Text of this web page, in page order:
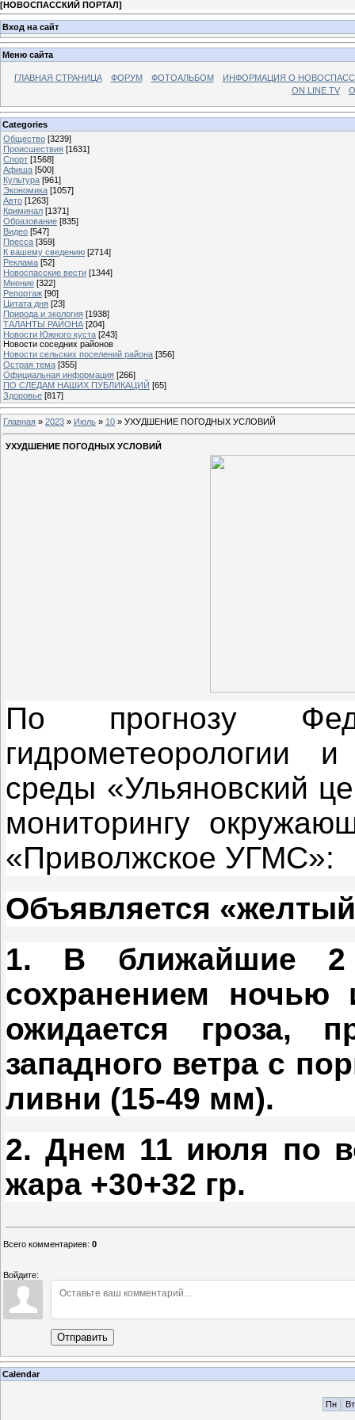
[НОВОСПАССКИЙ ПОРТАЛ]
Вход на сайт
Меню сайта
ГЛАВНАЯ СТРАНИЦА ФОРУМ ФОТОАЛЬБОМ
ИНФОРМАЦИЯ О
ON LINE TV
Categories
Общество [3239]
Происшествия [1631]
Спорт [1568]
Афиша [500]
Культура [961]
Экономика [1057]
Авто [1263]
Криминал [1371]
Образование [835]
Видео [547]
Пресса [359]
К вашему сведению [2714]
Реклама [52]
Новоспасские вести [1344]
Мнение [322]
Репортаж [90]
Цитата дня [23]
Природа и экология [1938]
ТАЛАНТЫ РАЙОНА [204]
Новости Южного куста [243]
Новости соседних районов
Новости сельских поселений района [356]
Острая тема [355]
Официальная информация [266]
ПО СЛЕДАМ НАШИХ ПУБЛИКАЦИЙ [65]
Здоровье [817]
Главная » 2023 » Июль » 10 » УХУДШЕНИЕ ПОГОДНЫХ УСЛОВИЙ
УХУДШЕНИЕ ПОГОДНЫХ УСЛОВИЙ
По прогнозу
гидрометеорологии
среды «Ульяновский
мониторингу
«Приволжское УГМС»:
Объявляется
1. В ближайшие
сохранением
ожидается гроза,
западного ветра с
ливни (15-49 мм).
2. Днем 11 июля по
жара +30+32 гр.
Всего комментариев: 0
Войдите:
Отправить
Calendar
Пн Вт